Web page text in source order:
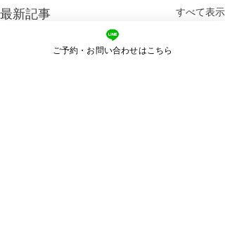
最新記事 すべて表示
ご予約・お問い合わせはこちら